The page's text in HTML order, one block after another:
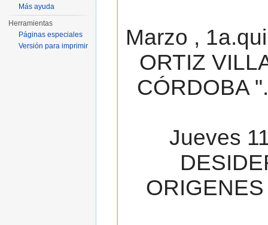
Marzo ,
ORTIZ
CÓRDOBA
Jueves
Más ayuda
Herramientas
Páginas especiales
Versión para imprimir